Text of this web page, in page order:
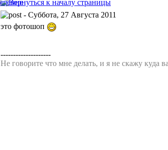
- Суббота, 27 Августа 2011
это фотошоп
--------------------
Не говорите что мне делать, и я не скажу куда